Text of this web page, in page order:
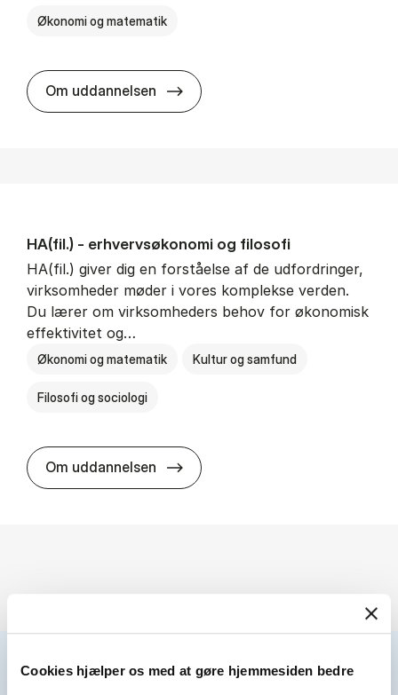
Cookies hjælper os med at gøre hjemmesiden bedre
Økonomi og matematik
Om uddannelsen HA i mar­keds- og kul­tu­r­a­na­ly­se
HA(fil.) - erhvervs­økonomi og fi­lo­so­fi
HA(fil.) giver dig en forståelse af de udfordringer,
virksomheder møder i vores komplekse verden.
Du lærer om virksomheders behov for økonomisk
effektivitet og…
Økonomi og matematik Kultur og samfund
Filosofi og sociologi
Om uddannelsen HA(fil.) - erhvervs­økonomi og